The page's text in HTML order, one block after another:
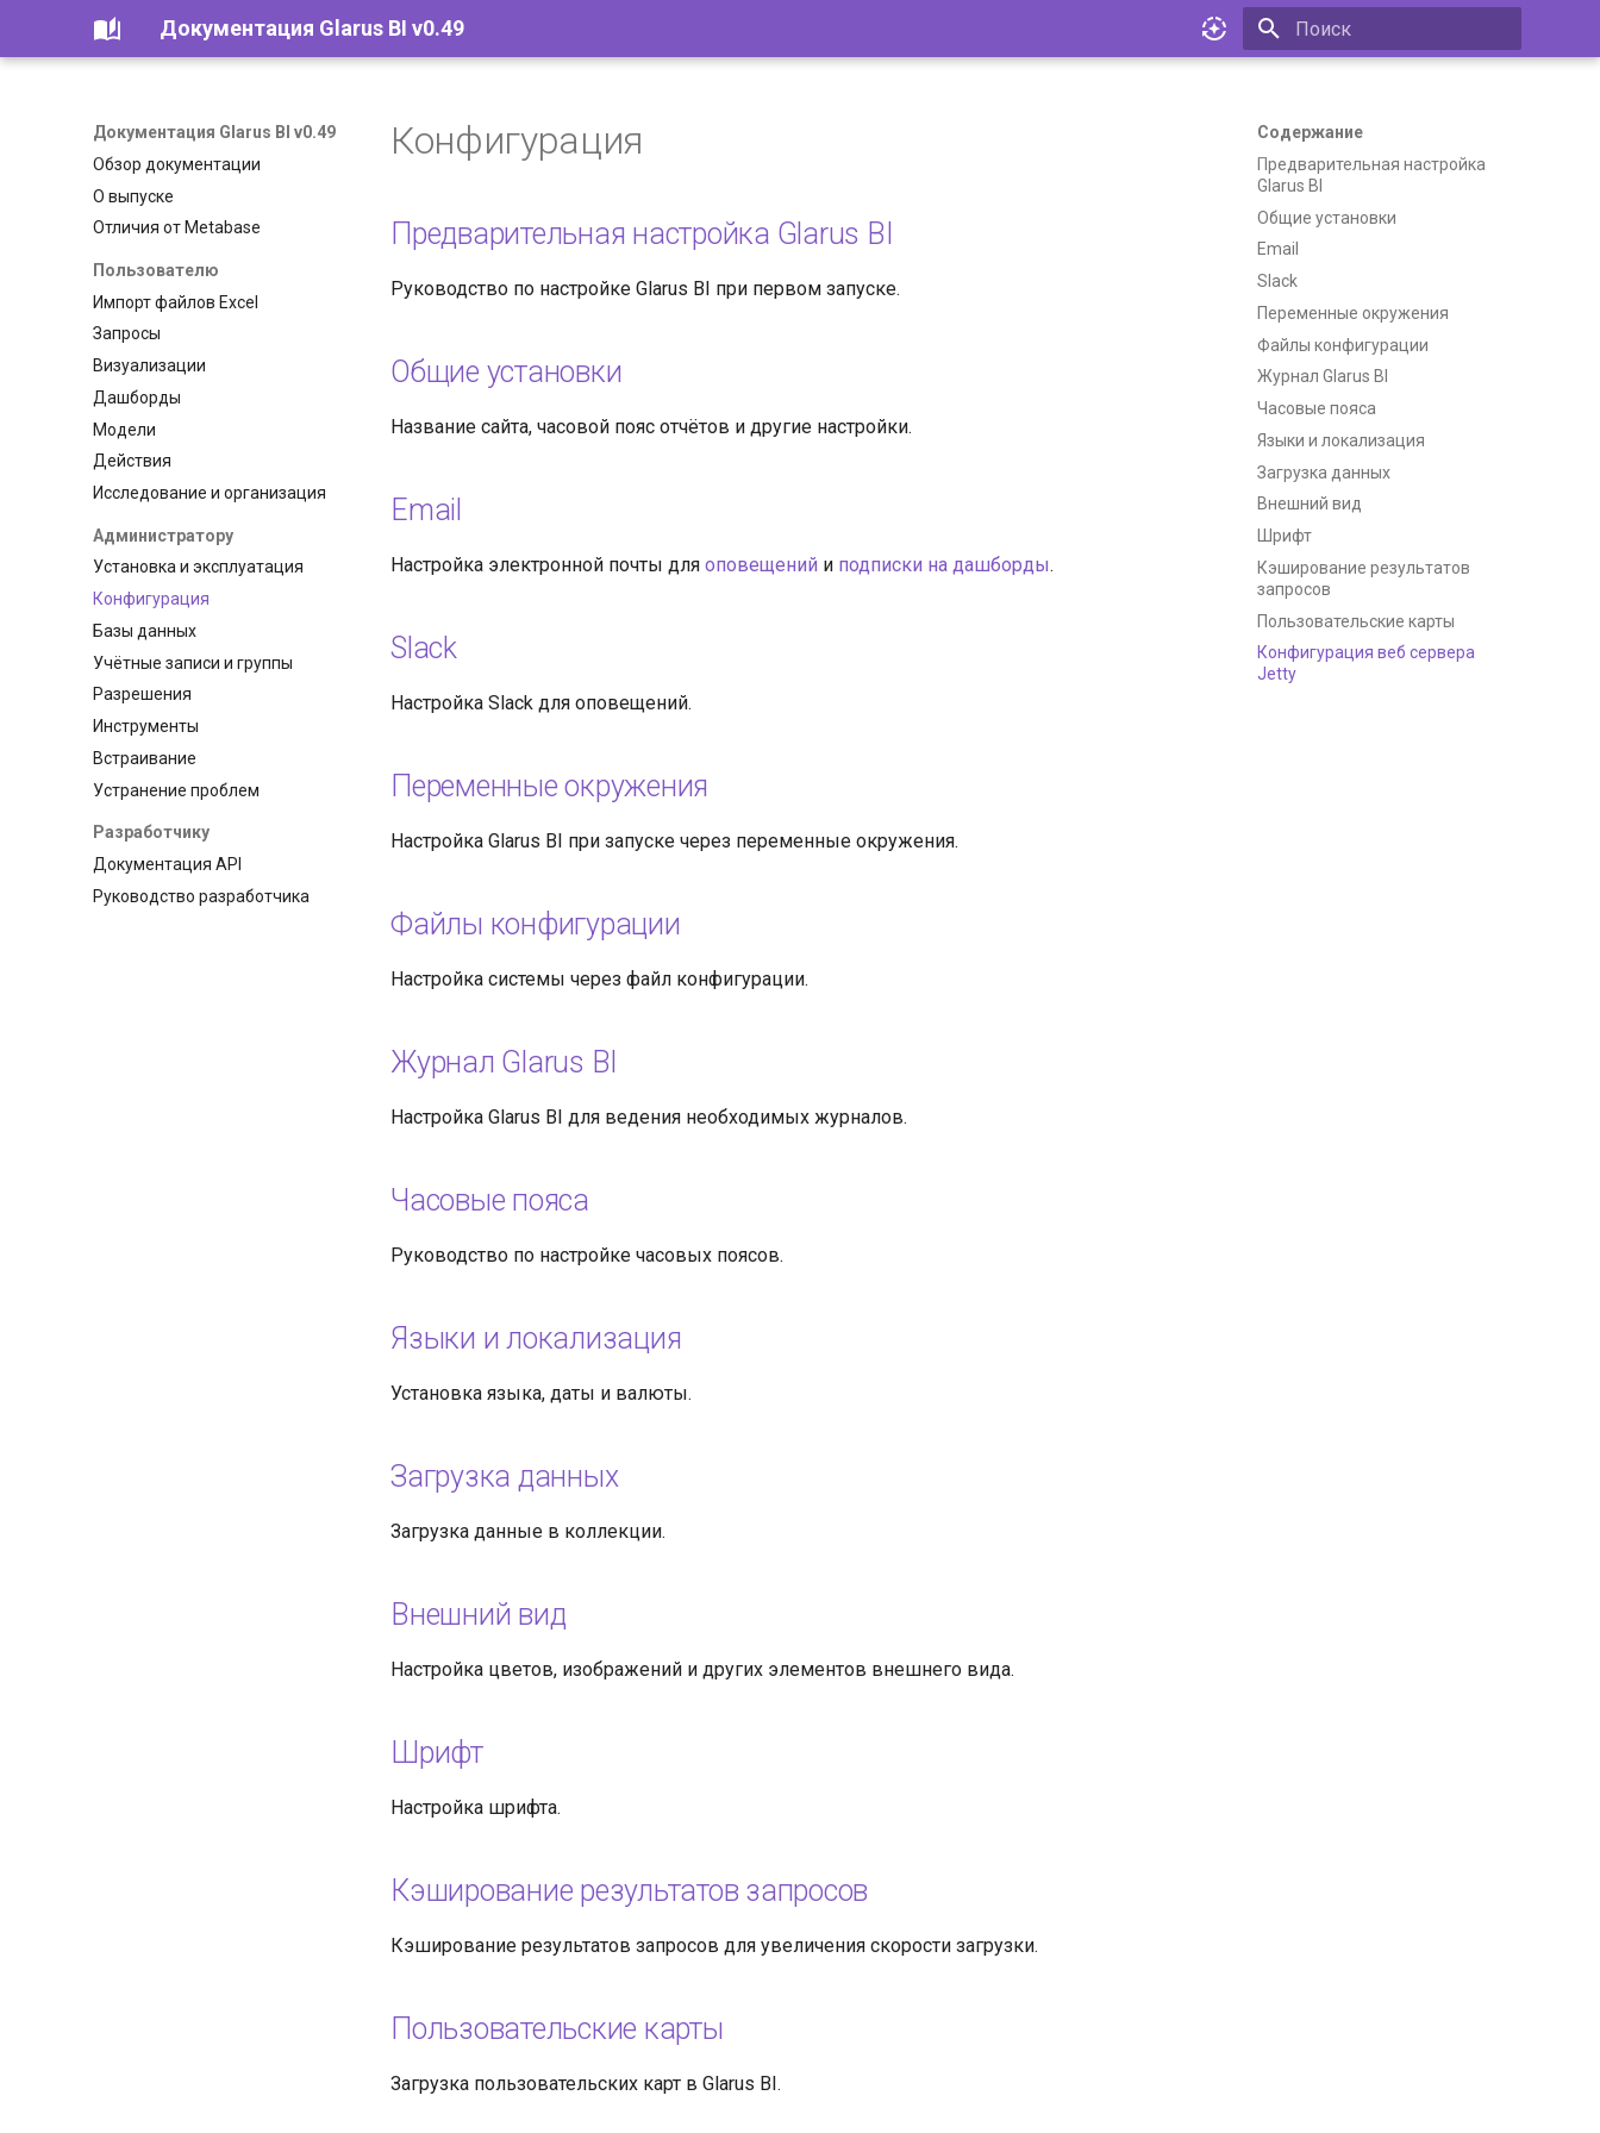
Документация Glarus BI v0.49
Документация Glarus BI v0.49
Обзор документации
О выпуске
Отличия от Metabase
Пользователю
Импорт файлов Excel
Запросы
Визуализации
Дашборды
Модели
Действия
Исследование и организация
Администратору
Установка и эксплуатация
Конфигурация
Базы данных
Учётные записи и группы
Разрешения
Инструменты
Встраивание
Устранение проблем
Разработчику
Документация API
Руководство разработчика
Содержание
Предварительная настройка
Glarus BI
Общие установки
Email
Slack
Переменные окружения
Файлы конфигурации
Журнал Glarus BI
Часовые пояса
Языки и локализация
Загрузка данных
Внешний вид
Шрифт
Кэширование результатов
запросов
Пользовательские карты
Конфигурация веб сервера
Jetty
Конфигурация
Предварительная настройка Glarus BI
Руководство по настройке Glarus BI при первом запуске.
Общие установки
Название сайта, часовой пояс отчётов и другие настройки.
Email
Настройка электронной почты для оповещений и подписки на дашборды.
Slack
Настройка Slack для оповещений.
Переменные окружения
Настройка Glarus BI при запуске через переменные окружения.
Файлы конфигурации
Настройка системы через файл конфигурации.
Журнал Glarus BI
Настройка Glarus BI для ведения необходимых журналов.
Часовые пояса
Руководство по настройке часовых поясов.
Языки и локализация
Установка языка, даты и валюты.
Загрузка данных
Загрузка данные в коллекции.
Внешний вид
Настройка цветов, изображений и других элементов внешнего вида.
Шрифт
Настройка шрифта.
Кэширование результатов запросов
Кэширование результатов запросов для увеличения скорости загрузки.
Пользовательские карты
Загрузка пользовательских карт в Glarus BI.